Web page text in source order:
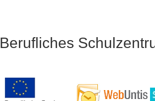
Berufliches